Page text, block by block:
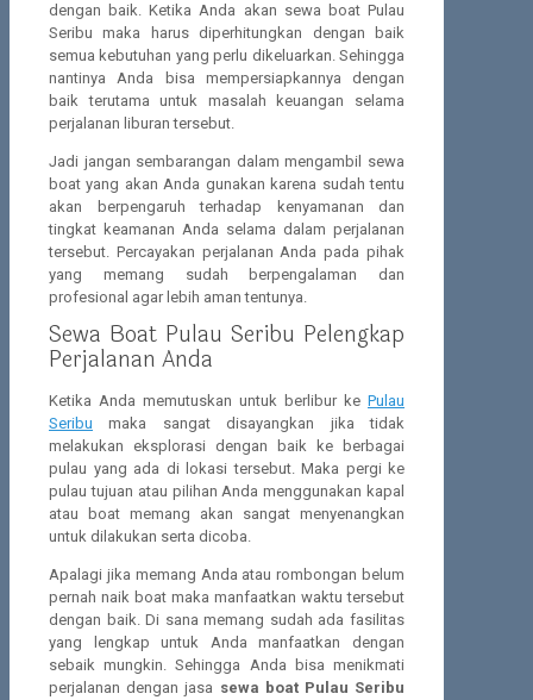
dengan baik. Ketika Anda akan sewa boat Pulau
Seribu maka harus diperhitungkan dengan baik
semua kebutuhan yang perlu dikeluarkan. Sehingga
nantinya Anda bisa mempersiapkannya dengan
baik terutama untuk masalah keuangan selama
perjalanan liburan tersebut.
Jadi jangan sembarangan dalam mengambil sewa
boat yang akan Anda gunakan karena sudah tentu
akan berpengaruh terhadap kenyamanan dan
tingkat keamanan Anda selama dalam perjalanan
tersebut. Percayakan perjalanan Anda pada pihak
yang memang sudah berpengalaman dan
profesional agar lebih aman tentunya.
Sewa Boat Pulau Seribu Pelengkap
Perjalanan Anda
Ketika Anda memutuskan untuk berlibur ke Pulau
Seribu maka sangat disayangkan jika tidak
melakukan eksplorasi dengan baik ke berbagai
pulau yang ada di lokasi tersebut. Maka pergi ke
pulau tujuan atau pilihan Anda menggunakan kapal
atau boat memang akan sangat menyenangkan
untuk dilakukan serta dicoba.
Apalagi jika memang Anda atau rombongan belum
pernah naik boat maka manfaatkan waktu tersebut
dengan baik. Di sana memang sudah ada fasilitas
yang lengkap untuk Anda manfaatkan dengan
sebaik mungkin. Sehingga Anda bisa menikmati
perjalanan dengan jasa sewa boat Pulau Seribu